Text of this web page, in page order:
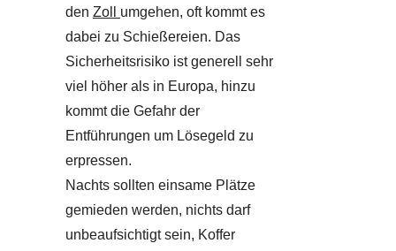
den Zoll umgehen, oft kommt es
dabei zu Schießereien. Das
Sicherheitsrisiko ist generell sehr
viel höher als in Europa, hinzu
kommt die Gefahr der
Entführungen um Lösegeld zu
erpressen.
Nachts sollten einsame Plätze
gemieden werden, nichts darf
unbeaufsichtigt sein, Koffer